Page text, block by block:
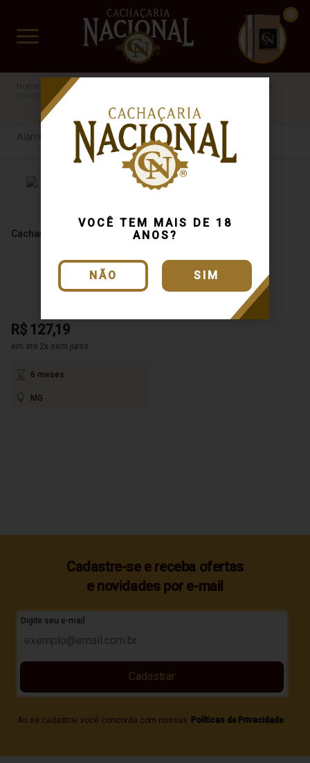
VOCÊ TEM MAIS DE 18
ANOS?
NÃO SIM
www.cachacarianacional.com.br
CUIDADO FRÁGIL
Cachaça
Envelhecida
Alambique Artesanal
Cachaça Tiziu Jaqueira 670ml
R$ 127,19
em até 2x sem juros
6 meses
MG
Cadastre-se e receba ofertas
e novidades por e-mail
Digite seu e-mail
Ao se cadastrar você concorda com nossas Políticas de Privacidade
Cadastrar